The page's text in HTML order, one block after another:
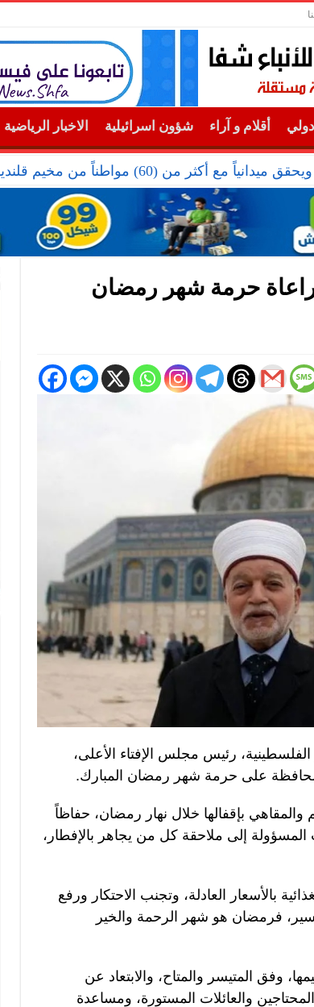
أقلام و آراء شؤون اسرائيلية الاخبار الرياضية
مع أكثر من (60) مواطناً من مخيم قلنديا
حرمة شهر رمضان
رئيس مجلس الإفتاء الأعلى،
على حرمة شهر رمضان المبارك.
بإقفالها خلال نهار رمضان، حفاظاً
إلى ملاحقة كل من يجاهر بالإفطار،
بالأسعار العادلة، وتجنب الاحتكار ورفع
فرمضان هو شهر الرحمة والخير
وفق المتيسر والمتاح، والابتعاد عن
والعائلات المستورة، ومساعدة